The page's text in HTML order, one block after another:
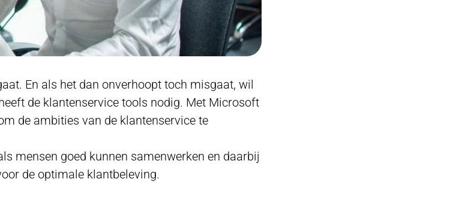
En als het dan onverhoopt toch misgaat, wil
de klantenservice tools nodig. Met Microsoft
de ambities van de klantenservice te
mensen goed kunnen samenwerken en daarbij
de optimale klantbeleving.